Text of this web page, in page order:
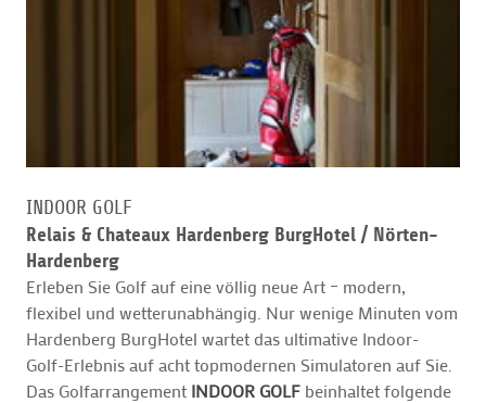
INDOOR GOLF
Relais & Chateaux Hardenberg BurgHotel / Nörten-
Hardenberg
Erleben Sie Golf auf eine völlig neue Art – modern,
flexibel und wetterunabhängig. Nur wenige Minuten vom
Hardenberg BurgHotel wartet das ultimative Indoor-
Golf-Erlebnis auf acht topmodernen Simulatoren auf Sie.
Das Golfarrangement INDOOR GOLF beinhaltet folgende